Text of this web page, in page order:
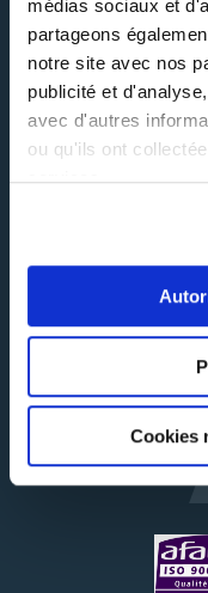
médias sociaux et
partageons
notre site avec nos
publicité et
avec d'autres
ou qu'ils ont
services.
Cookies